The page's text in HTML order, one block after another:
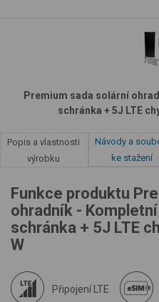
Premium sada solární
schránka + 5J LTE
Popis a vlastnosti
výrobku
Návody a
ke stažení
Funkce produktu
ohradník -
schránka + 5J LTE
W
Připojení LTE